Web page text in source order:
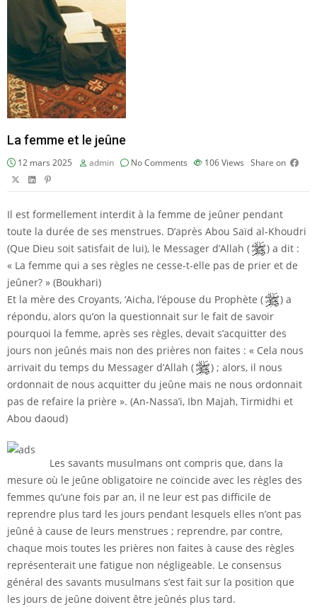
La femme et le jeûne
12 mars 2025 admin No Comments 106Views Share on
Il est formellement interdit à la femme de jeûner pendant
toute la durée de ses menstrues. D’après Abou Saïd al-Khoudri
(Que Dieu soit satisfait de lui), le Messager d’Allah (
) a dit :
« La femme qui a ses règles ne cesse-t-elle pas de prier et de
jeûner? » (Boukhari)
Et la mère des Croyants, ‘Aicha, l’épouse du Prophète (
) a
répondu, alors qu’on la questionnait sur le fait de savoir
pourquoi la femme, après ses règles, devait s’acquitter des
jours non jeûnés mais non des prières non faites : « Cela nous
arrivait du temps du Messager d’Allah (
) ; alors, il nous
ordonnait de nous acquitter du jeûne mais ne nous ordonnait
pas de refaire la prière ». (An-Nassa’i, Ibn Majah, Tirmidhi et
Abou daoud)
Les savants musulmans ont compris que, dans la
mesure où le jeûne obligatoire ne coïncide avec les règles des
femmes qu’une fois par an, il ne leur est pas difficile de
reprendre plus tard les jours pendant lesquels elles n’ont pas
jeûné à cause de leurs menstrues ; reprendre, par contre,
chaque mois toutes les prières non faites à cause des règles
représenterait une fatigue non négligeable. Le consensus
général des savants musulmans s’est fait sur la position que
les jours de jeûne doivent être jeûnés plus tard.